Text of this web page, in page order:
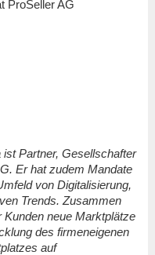
Partner, Gesellschafter
Er hat zudem Mandate
von Digitalisierung,
Trends. Zusammen
neue Marktplätze
des firmeneigenen
auf